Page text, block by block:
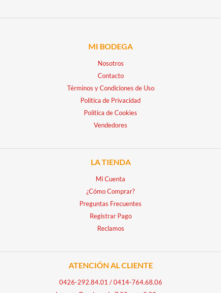
MI BODEGA
Nosotros
Contacto
Términos y Condiciones de Uso
Política de Privacidad
Política de Cookies
Vendedores
LA TIENDA
Mi Cuenta
¿Cómo Comprar?
Preguntas Frecuentes
Registrar Pago
Reclamos
ATENCIÓN AL CLIENTE
0426-292.84.01 /0414-764.68.06